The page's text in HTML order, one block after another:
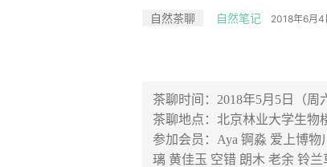
自然茶聊 自然笔记 2018年6月4
茶聊时间：2018年5月5日（周
茶聊地点：北京林业大学生物
参加会员：Aya 锕淼 爱上博
璃 黄佳玉 空错 朗木 老余 铃